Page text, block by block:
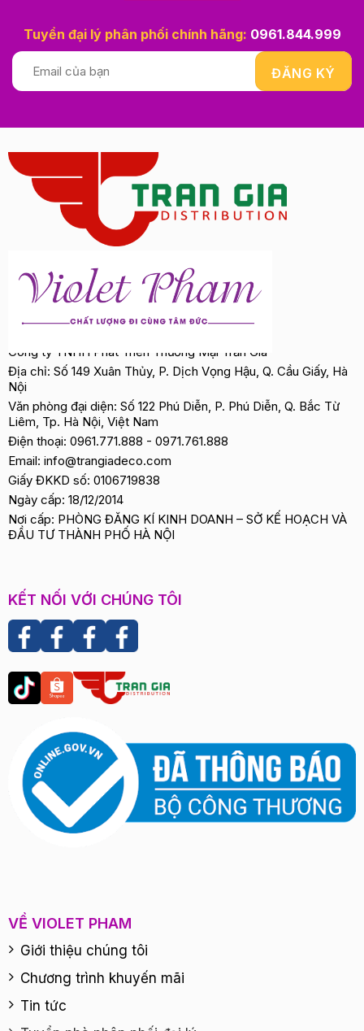
Tuyển đại lý phân phối chính hãng: 0961.844.999
Công ty TNHH Phát Triển Thương Mại Trần Gia
Địa chỉ: Số 149 Xuân Thủy, P. Dịch Vọng Hậu, Q. Cầu Giấy, Hà
Nội
Văn phòng đại diện: Số 122 Phú Diễn, P. Phú Diễn, Q. Bắc Từ
Liêm, Tp. Hà Nội, Việt Nam
Điện thoại: 0961.771.888 - 0971.761.888
Email: info@trangiadeco.com
Giấy ĐKKD số: 0106719838
Ngày cấp: 18/12/2014
Nơi cấp: PHÒNG ĐĂNG KÍ KINH DOANH – SỞ KẾ HOẠCH VÀ
ĐẦU TƯ THÀNH PHỐ HÀ NỘI
KẾT NỐI VỚI CHÚNG TÔI
VỀ VIOLET PHAM
Giới thiệu chúng tôi
Chương trình khuyến mãi
Tin tức